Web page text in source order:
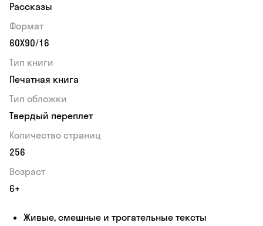
Рассказы
Формат
60Х90/16
Тип книги
Печатная книга
Тип обложки
Твердый переплет
Количество страниц
256
Возраст
6+
Живые, смешные и трогательные тексты